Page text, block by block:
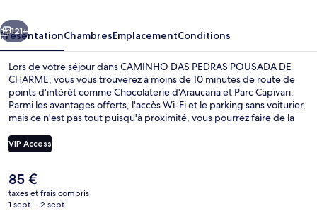
DE
CHARME
Suivant
121+
PrésentationChambresEmplacementConditions
Lors de votre séjour dans CAMINHO DAS PEDRAS POUSADA DE
CHARME, vous vous trouverez à moins de 10 minutes de route de
points d'intérêt comme Chocolaterie d'Araucaria et Parc Capivari.
Parmi les avantages offerts, l'accès Wi-Fi et le parking sans voiturier,
mais ce n'est pas tout puisqu'à proximité, vous pourrez faire de la
l'hébergement, vous aurez également vite rejoint des sites comme
Voyagiste Altus Turismo Ecológico et Ducha de Prata.
VIP Access
Le
prix
actuel
85 €
taxes et frais compris
1 sept. - 2 sept.